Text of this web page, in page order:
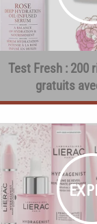
Test Fresh : 200
gratuits